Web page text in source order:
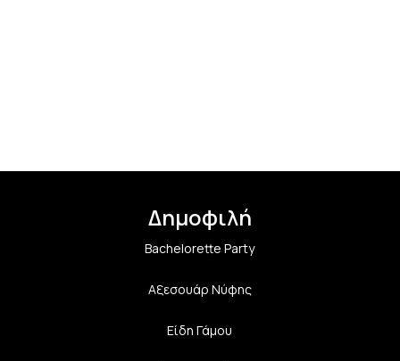
Δημοφιλή
Bachelorette Party
Αξεσουάρ Νύφης
Είδη Γάμου